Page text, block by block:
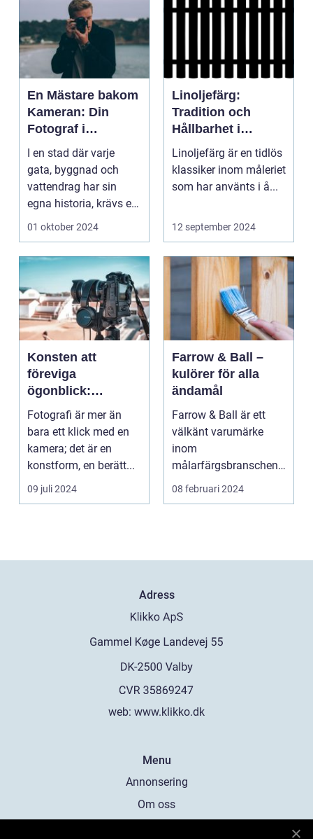
En Mästare bakom
Kameran: Din
Fotograf i
Stockholm
I en stad där varje
gata, byggnad och
vattendrag har sin
egna historia, krävs en
riktig ko...
01 oktober 2024
Linoljefärg:
Tradition och
Hållbarhet i
Modern Tappning
Linoljefärg är en tidlös
klassiker inom måleriet
som har använts i å...
12 september 2024
Konsten att
föreviga
ögonblick:
Fotografens värld
Fotografi är mer än
bara ett klick med en
kamera; det är en
konstform, en berätt...
09 juli 2024
Farrow & Ball –
kulörer för alla
ändamål
Farrow & Ball är ett
välkänt varumärke
inom
målarfärgsbranschen
s...
08 februari 2024
Adress
web: www.klikko.dk
Menu
Annonsering
Om oss